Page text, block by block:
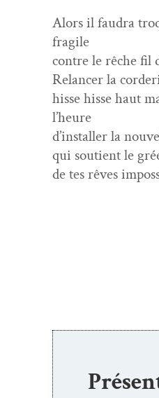
Alors il fau­dra
fragile
con­tre le rêche fil
Relancer la
hisse hisse haut
l’heure
d’installer la
qui sou­tient le
de tes rêves